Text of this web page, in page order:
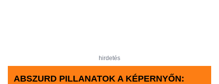
hirdetés
ABSZURD PILLANATOK A KÉPERNYŐN: